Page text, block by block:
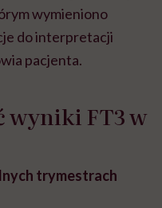
wymieniono
do interpretacji
pacjenta.
wyniki FT3 w
trymestrach